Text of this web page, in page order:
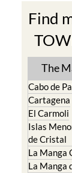
Find
The
Cabo de
Cartagena
El Carmoli
Islas
de Cristal
La Manga
La Manga